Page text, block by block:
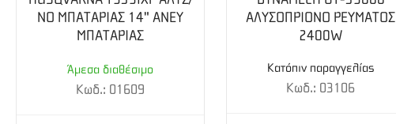
ΝΟ ΜΠΑΤΑΡΙΑΣ 14" ΑΝΕΥ
ΜΠΑΤΑΡΙΑΣ
Άμεσα διαθέσιμο
Κωδ.: 01609
ΑΛΥΣΟΠΡΙΟΝΟ ΡΕΥΜΑΤΟΣ
2400W
Κατόπιν παραγγελίας
Κωδ.: 03106